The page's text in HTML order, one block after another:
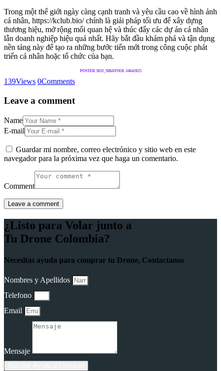
Trong một thế giới ngày càng cạnh tranh và yêu cầu cao về hình ảnh
cá nhân, https://kclub.bio/ chính là giải pháp tối ưu để xây dựng
thương hiệu, mở rộng mối quan hệ và thúc đẩy các dự án cá nhân
lẫn doanh nghiệp hiệu quả nhất. Hãy bắt đầu khám phá và tận dụng
nền tảng này để tạo ra những bước tiến mới trong công cuộc phát
triển cá nhân hoặc tổ chức của bạn.
POSTER SEO_SIBATOOL #4642025
139Views 0Comments
Leave a comment
Name
E-mail
Guardar mi nombre, correo electrónico y sitio web en este
navegador para la próxima vez que haga un comentario.
Comment
¿Listo para Volar junto a
Tu Drone Colombia?
Necesitas ayuda para comprar tu Drone, Contactanos
Nombres y Apellidos
Telefono
Email
Mensaje